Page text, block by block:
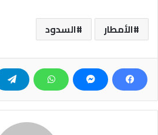
الأمطار السدود